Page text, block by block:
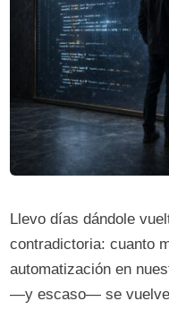
Llevo días dándole
contradictoria: cuanto
automatización en
—y escaso— se vuelve